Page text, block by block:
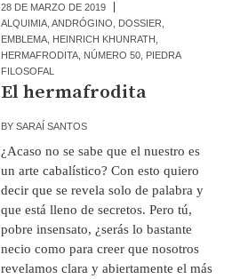
28 DE MARZO DE 2019
ALQUIMIA ,ANDRÓGINO DOSSIER
EMBLEMA HEINRICH KHUNRATH
HERMAFRODITA NÚMERO 50 PIEDRA
FILOSOFAL
El hermafrodita
BYSARAÍ SANTOS
¿Acaso no se sabe que el nuestro es
un arte cabalístico? Con esto quiero
decir que se revela solo de palabra y
que está lleno de secretos. Pero tú,
pobre insensato, ¿serás lo bastante
necio como para creer que nosotros
revelamos clara y abiertamente el más